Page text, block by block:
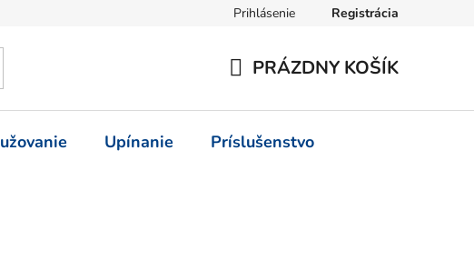
Prihlásenie Registrácia
KOŠÍK
PRÁZDNY KOŠÍK
Upínanie Príslušenstvo